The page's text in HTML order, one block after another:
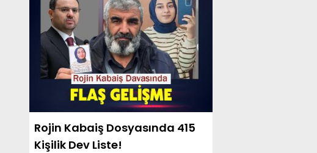
Rojin Kabaiş Dosyasında 415
Kişilik Dev Liste!